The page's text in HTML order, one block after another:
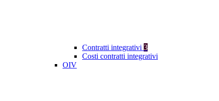
Contratti integrativi 3
Costi contratti integrativi
OIV